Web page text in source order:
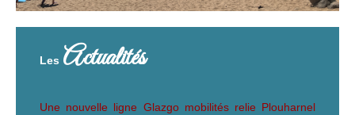
Les Actualités
Une nouvelle ligne Glazgo mobilités relie Plouharnel